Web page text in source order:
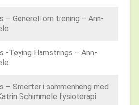
– Generell om trening – Ann-
-Tøying Hamstrings – Ann-
– Smerter i sammenheng med
Schimmele fysioterapi